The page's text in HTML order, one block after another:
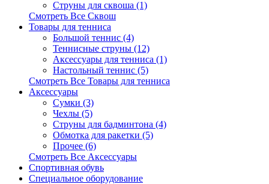
Cтруны для сквоша (1)
Смотреть Все Сквош
Товары для тенниса
Большой теннис (4)
Теннисные струны (12)
Аксессуары для тенниса (1)
Настольный теннис (5)
Смотреть Все Товары для тенниса
Аксессуары
Сумки (3)
Чехлы (5)
Струны для бадминтона (4)
Обмотка для ракетки (5)
Прочее (6)
Смотреть Все Аксессуары
Спортивная обувь
Специальное оборудование